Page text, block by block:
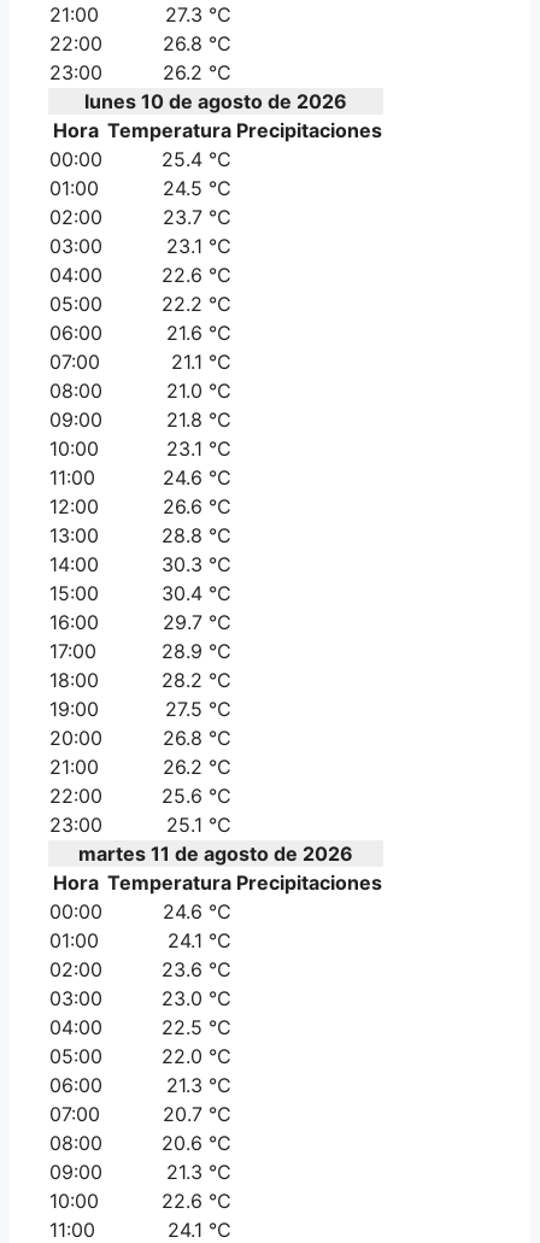
21:00
27.3 °C
22:00
26.8 °C
23:00
26.2 °C
lunes 10 de agosto de 2026
Hora Temperatura Precipitaciones
00:00
25.4 °C
01:00
24.5 °C
02:00
23.7 °C
03:00
23.1 °C
04:00
22.6 °C
05:00
22.2 °C
06:00
21.6 °C
07:00
21.1 °C
08:00
21.0 °C
09:00
21.8 °C
10:00
23.1 °C
11:00
24.6 °C
12:00
26.6 °C
13:00
28.8 °C
14:00
30.3 °C
15:00
30.4 °C
16:00
29.7 °C
17:00
28.9 °C
18:00
28.2 °C
19:00
27.5 °C
20:00
26.8 °C
21:00
26.2 °C
22:00
25.6 °C
23:00
25.1 °C
martes 11 de agosto de 2026
Hora Temperatura Precipitaciones
00:00
24.6 °C
01:00
24.1 °C
02:00
23.6 °C
03:00
23.0 °C
04:00
22.5 °C
05:00
22.0 °C
06:00
21.3 °C
07:00
20.7 °C
08:00
20.6 °C
09:00
21.3 °C
10:00
22.6 °C
11:00
24.1 °C